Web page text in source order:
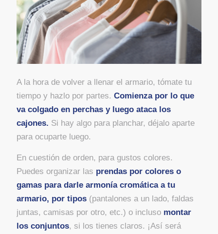
A la hora de volver a llenar el armario, tómate tu
tiempo y hazlo por partes. Comienza por lo que
va colgado en perchas y luego ataca los
cajones. Si hay algo para planchar, déjalo aparte
para ocuparte luego.
En cuestión de orden, para gustos colores.
Puedes organizar las prendas por colores o
gamas para darle armonía cromática a tu
armario, por tipos(pantalones a un lado, faldas
juntas, camisas por otro, etc.) o incluso montar
los conjuntos, si los tienes claros. ¡Así será